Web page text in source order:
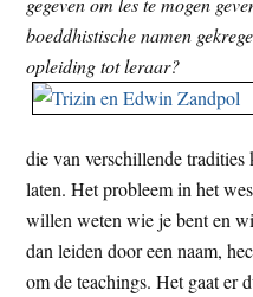
boeddhistische namen
opleiding tot leraar?
die van verschillende
laten. Het probleem in het
willen weten wie je bent en
dan leiden door een naam,
om de teachings. Het gaat er